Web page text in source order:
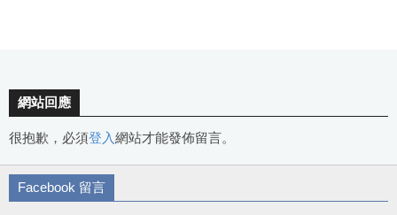
網站回應
很抱歉，必須登入網站才能發佈留言。
Facebook 留言